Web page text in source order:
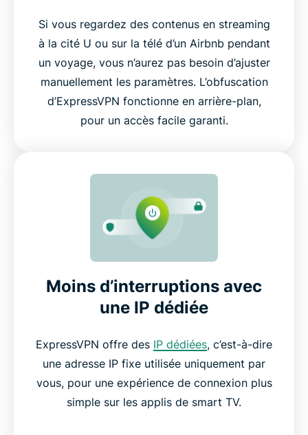
Si vous regardez des contenus en streaming
à la cité U ou sur la télé d’un Airbnb pendant
un voyage, vous n’aurez pas besoin d’ajuster
manuellement les paramètres. L’obfuscation
d’ExpressVPN fonctionne en arrière-plan,
pour un accès facile garanti.
Moins d’interruptions avec
une IP dédiée
ExpressVPN offre des IP dédiées, c’est-à-dire
une adresse IP fixe utilisée uniquement par
vous, pour une expérience de connexion plus
simple sur les applis de smart TV.